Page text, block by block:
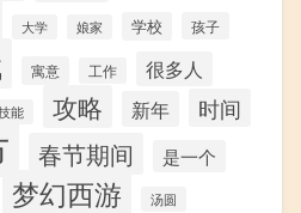
大学 娘家 学校 孩子
寓意 工作 很多人
能 攻略 新年 时间
春节期间 是一个
梦幻西游 汤圆